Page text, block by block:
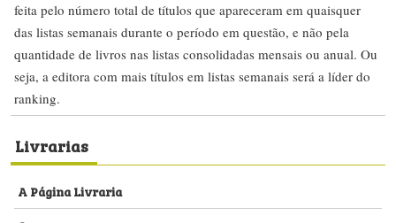
feita pelo número total de títulos que apareceram em quaisquer
das listas semanais durante o período em questão, e não pela
quantidade de livros nas listas consolidadas mensais ou anual. Ou
seja, a editora com mais títulos em listas semanais será a líder do
ranking.
Livrarias
A Página Livraria